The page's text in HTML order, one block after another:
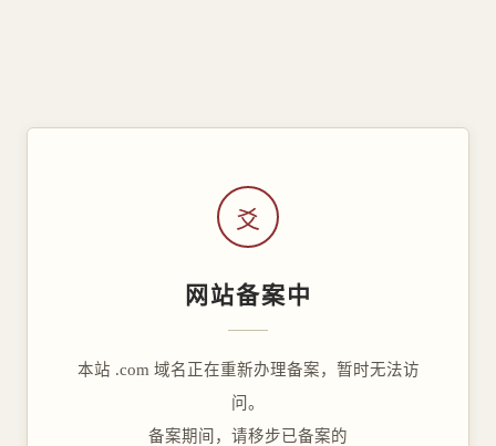
爻
网站备案中
本站 .com 域名正在重新办理备案，暂时无法访
问。
备案期间，请移步已备案的